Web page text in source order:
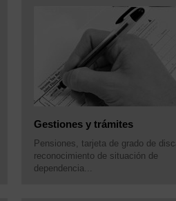
Gestiones y trámites
Pensiones, tarjeta de grado de
reconocimiento de situación de
dependencia...